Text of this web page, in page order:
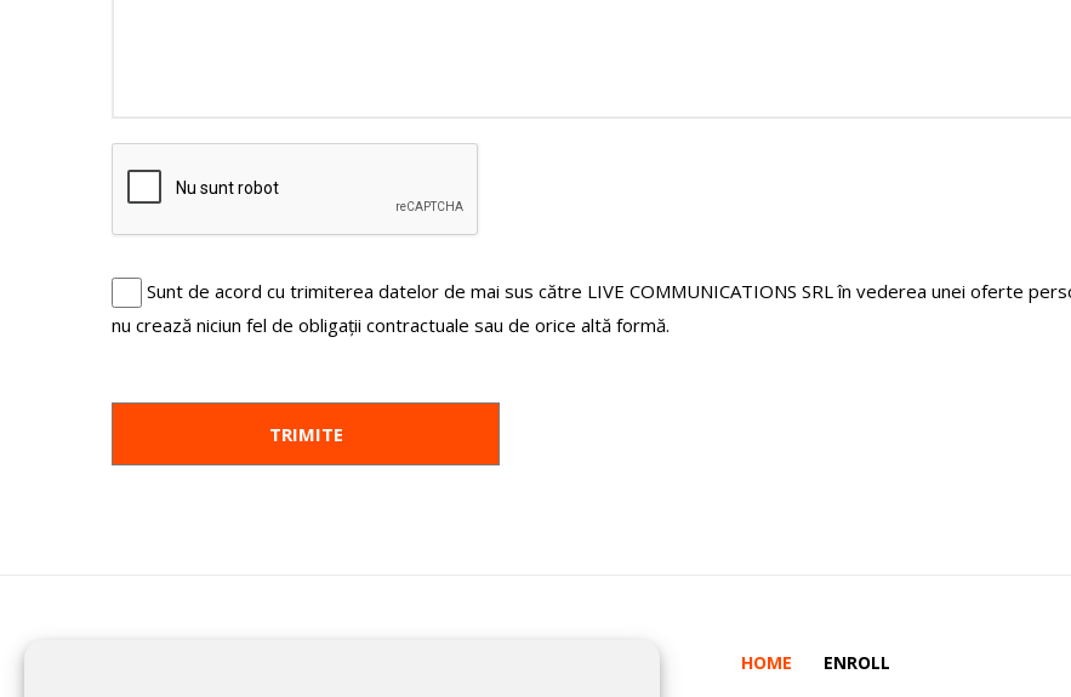
Sunt de acord cu trimiterea datelor de mai sus către LIVE COMMUNICATIONS SRL în vederea unei oferte
nu crează niciun fel de obligații contractuale sau de orice altă formă.
HOME ENROLL